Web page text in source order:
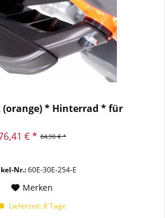
(orange) * Hinterrad * für
84,90 € *
€ *
Nr.:60E-30E-254-E
Merken
Lieferzeit: 8 Tage